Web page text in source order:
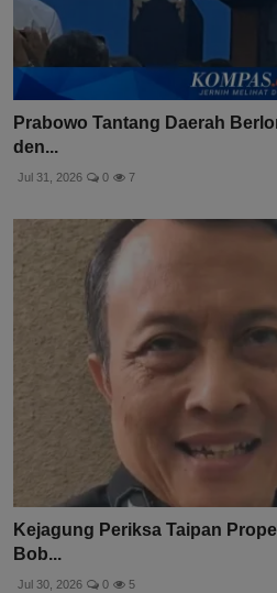
Prabowo Tantang Daerah
den...
Jul 31, 2026 0 7
Kejagung Periksa Taipan
Bob...
Jul 30, 2026 0 5